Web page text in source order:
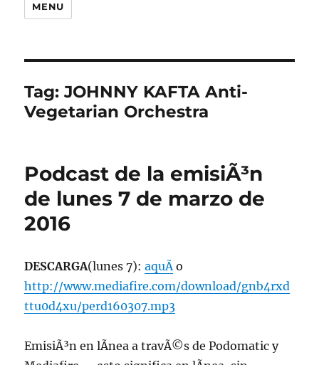
MENU
Tag:JOHNNY KAFTA Anti-
Vegetarian Orchestra
Podcast de la emisiÃ³n
de lunes 7 de marzo de
2016
DESCARGA(lunes 7):aquÃ­o
http://www.mediafire.com/download/gnb4rxd
ttu0d4xu/perd160307.mp3
EmisiÃ³n en lÃ­nea a travÃ©s de Podomatic y